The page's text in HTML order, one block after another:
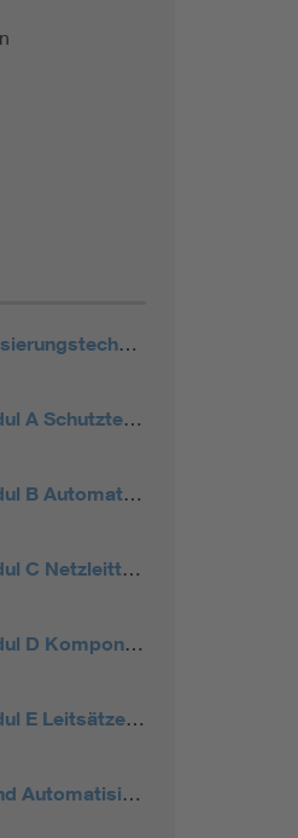
Schutz- und Automatisierungstechnik in aktiven Verteilnetzen - VDE Studie (Hauptteil)
VDE Studie SuA - Modul A Schutztechnik
VDE Studie SuA - Modul B Automatisierungstechnik
VDE Studie SuA - Modul C Netzleittechnik
VDE Studie SuA - Modul D Komponenten, IKT
VDE Studie SuA - Modul E Leitsätze zur Umsetzung
VDE Studie Schutz- und Automatisierungstechnik in aktiven Verteilnetzen - Kurzfassung